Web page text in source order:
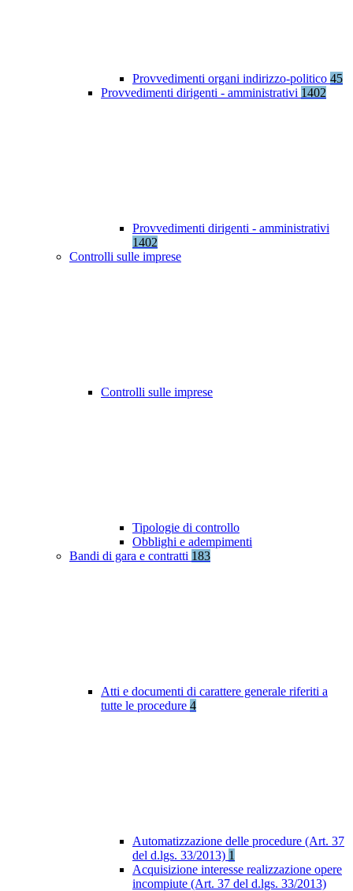
Provvedimenti organi indirizzo-politico 45
Provvedimenti dirigenti - amministrativi 1402
Provvedimenti dirigenti - amministrativi
1402
Controlli sulle imprese
Controlli sulle imprese
Tipologie di controllo
Obblighi e adempimenti
Bandi di gara e contratti 183
Atti e documenti di carattere generale riferiti a
tutte le procedure 4
Automatizzazione delle procedure (Art. 37
del d.lgs. 33/2013) 1
Acquisizione interesse realizzazione opere
incompiute (Art. 37 del d.lgs. 33/2013)